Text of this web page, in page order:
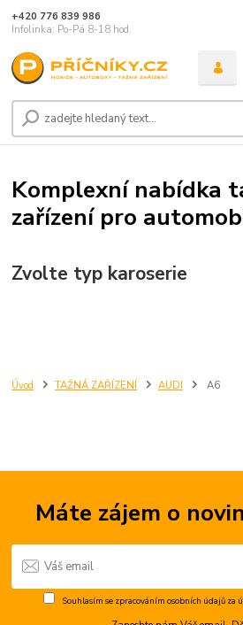
+420 776 839 986
Infolinka: Po-Pá 8-18 hod.
Úvod TAŽNÁ ZAŘÍZENÍ AUDI A6
Komplexní nabídka
zařízení pro
Zvolte typ karoserie
Máte zájem o
Souhlasím se zpracováním osobních údajůza